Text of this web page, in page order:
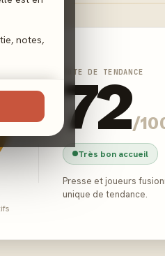
notes,
NOTE DE TENDANCE
72/
Très bon accueil
Presse et joueurs
unique de tendance.